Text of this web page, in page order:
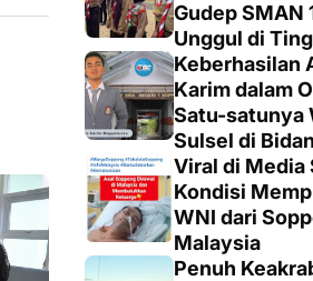
Gudep SMAN
Unggul di
Penegak
Keberhasilan
Karim dalam
Satu-satunya
Sulsel di
Viral di Media
Kondisi
WNI dari
Malaysia
Penuh